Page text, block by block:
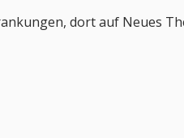
dort auf Neues